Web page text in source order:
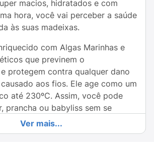
macios, hidratados e com
hora, você vai perceber a saúde
às suas madeixas.
com Algas Marinhas e
que previnem o
protegem contra qualquer dano
aos fios. Ele age como um
até 230ºC. Assim, você pode
prancha ou babyliss sem se
prejuízos aos cabelos.
Ver mais...